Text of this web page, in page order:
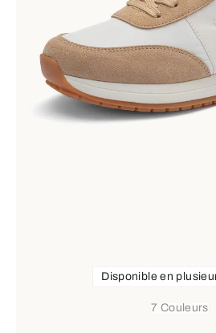
7 Couleurs
Disponible en